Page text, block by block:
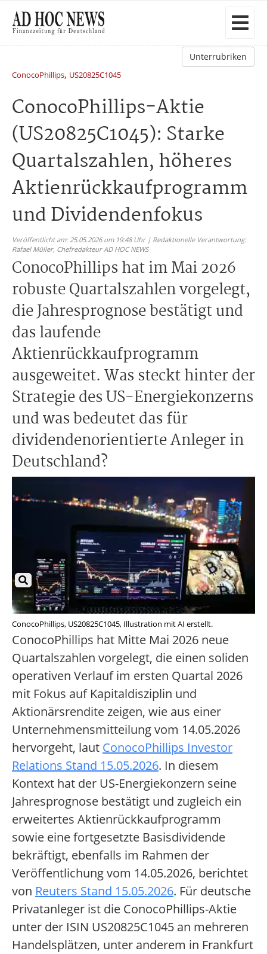
Unterrubriken
ConocoPhillips, US20825C1045
ConocoPhillips-Aktie
(US20825C1045): Starke
Quartalszahlen, höheres
Aktienrückkaufprogramm
und Dividendenfokus
Veröffentlicht am: 25.05.2026 um 19:48 Uhr | Redaktionelle Verantwortung:
Rafael Müller, Chefredakteur AD HOC NEWS
ConocoPhillips hat im Mai 2026
robuste Quartalszahlen vorgelegt,
die Jahresprognose bestätigt und
das laufende
Aktienrückkaufprogramm
ausgeweitet. Was steckt hinter der
Strategie des US-Energiekonzerns
und was bedeutet das für
dividendenorientierte Anleger in
Deutschland?
ConocoPhillips, US20825C1045, Illustration mit AI erstellt.
ConocoPhillips hat Mitte Mai 2026 neue
Quartalszahlen vorgelegt, die einen soliden
operativen Verlauf im ersten Quartal 2026
mit Fokus auf Kapitaldisziplin und
Aktionärsrendite zeigen, wie aus einer
Unternehmensmitteilung vom 14.05.2026
hervorgeht, laut ConocoPhillips Investor
Relations Stand 15.05.2026. In diesem
Kontext hat der US-Energiekonzern seine
Jahresprognose bestätigt und zugleich ein
erweitertes Aktienrückkaufprogramm
sowie eine fortgesetzte Basisdividende
bekräftigt, ebenfalls im Rahmen der
Veröffentlichung vom 14.05.2026, berichtet
von Reuters Stand 15.05.2026. Für deutsche
Privatanleger ist die ConocoPhillips-Aktie
unter der ISIN US20825C1045 an mehreren
Handelsplätzen, unter anderem in Frankfurt